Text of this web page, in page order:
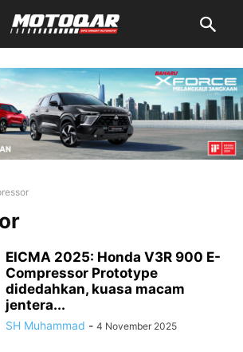
EICMA 2025: Honda V3R 900 E-
Compressor Prototype
didedahkan, kuasa macam
jentera...
SH Muhammad - 4 November 2025